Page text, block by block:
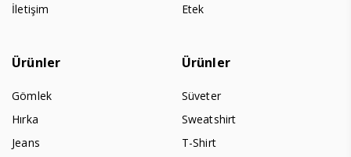
İletişim
Etek
Ürünler
Gömlek
Hırka
Jeans
Ürünler
Süveter
Sweatshirt
T-Shirt